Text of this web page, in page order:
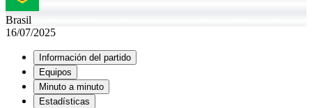
Brasil
16/07/2025
Información del partido
Equipos
Minuto a minuto
Estadísticas